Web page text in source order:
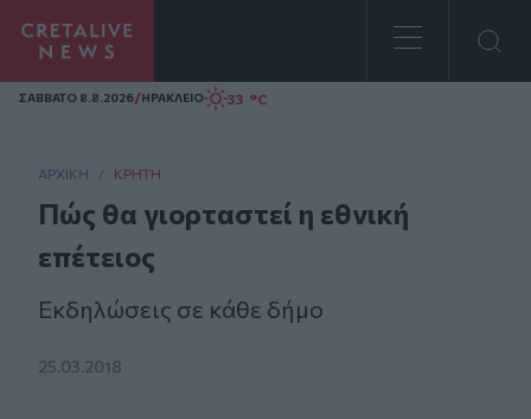
Homepage
ΣAΒΒΑΤΟ 8.8.2026/ΗΡΑΚΛΕΙΟ 33 °C
ΑΡΧΙΚΗ / ΚΡΉΤΗ
Πώς θα γιορταστεί η εθνική
επέτειος
Εκδηλώσεις σε κάθε δήμο
25.03.2018